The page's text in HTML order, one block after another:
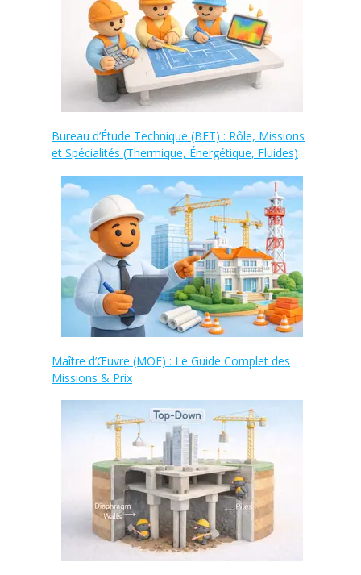
Bureau d’Étude Technique (BET) : Rôle, Missions
et Spécialités (Thermique, Énergétique, Fluides)
Maître d’Œuvre (MOE) : Le Guide Complet des
Missions & Prix